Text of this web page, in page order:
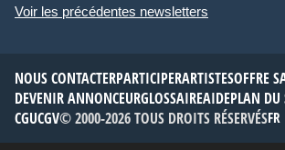
Voir les précédentes newsletters
NOUS CONTACTERPARTICIPERARTISTESOFFRE
DEVENIR ANNONCEURGLOSSAIREAIDEPLAN DU
CGUCGV© 2000-2026 TOUS DROITS RÉSERVÉSFR